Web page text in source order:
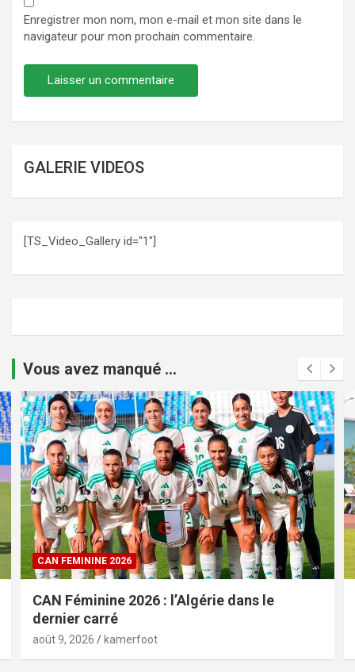
Enregistrer mon nom, mon e-mail et mon site dans le
navigateur pour mon prochain commentaire.
GALERIE VIDEOS
[TS_Video_Gallery id="1"]
Vous avez manqué ...
CAN FEMININE 2026
CAN Féminine 2026 : l’Algérie dans le
dernier carré
août 9, 2026 kamerfoot